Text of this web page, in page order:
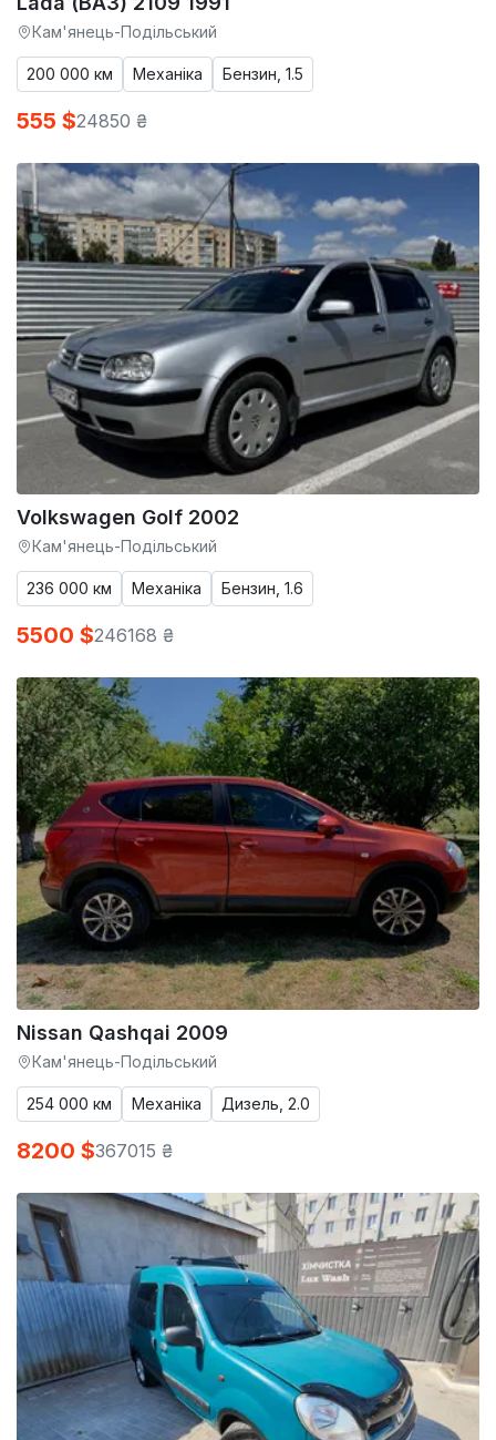
Кам'янець-Подільський
200 000 км Механіка Бензин, 1.5
555 $24850 ₴
Volkswagen Golf 2002
Кам'янець-Подільський
236 000 км Механіка Бензин, 1.6
5500 $246168 ₴
Nissan Qashqai 2009
Кам'янець-Подільський
254 000 км Механіка Дизель, 2.0
8200 $367015 ₴